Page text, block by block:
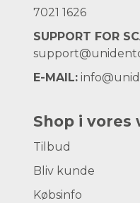
Abejdstid: 1:00 min.
Afbindingstid: 1:00 min.
7021 1626
SUPPORT FOR
E-MAIL:
Shop i vores
Tilbud
Bliv kunde
Købsinfo